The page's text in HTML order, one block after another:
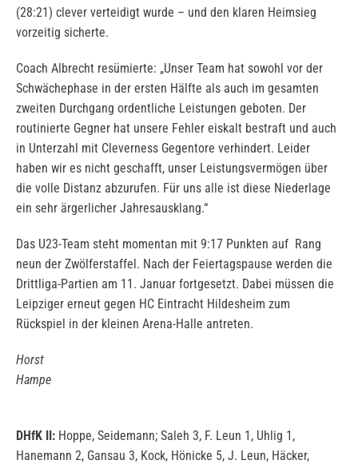
(28:21) clever verteidigt wurde – und den klaren Heimsieg
vorzeitig sicherte.
Coach Albrecht resümierte: „Unser Team hat sowohl vor der
Schwächephase in der ersten Hälfte als auch im gesamten
zweiten Durchgang ordentliche Leistungen geboten. Der
routinierte Gegner hat unsere Fehler eiskalt bestraft und auch
in Unterzahl mit Cleverness Gegentore verhindert. Leider
haben wir es nicht geschafft, unser Leistungsvermögen über
die volle Distanz abzurufen. Für uns alle ist diese Niederlage
ein sehr ärgerlicher Jahresausklang.“
Das U23-Team steht momentan mit 9:17 Punkten auf Rang
neun der Zwölferstaffel. Nach der Feiertagspause werden die
Drittliga-Partien am 11. Januar fortgesetzt. Dabei müssen die
Leipziger erneut gegen HC Eintracht Hildesheim zum
Rückspiel in der kleinen Arena-Halle antreten.
Horst
Hampe
DHfK II: Hoppe, Seidemann; Saleh 3, F. Leun 1, Uhlig 1,
Hanemann 2, Gansau 3, Kock, Hönicke 5, J. Leun, Häcker,